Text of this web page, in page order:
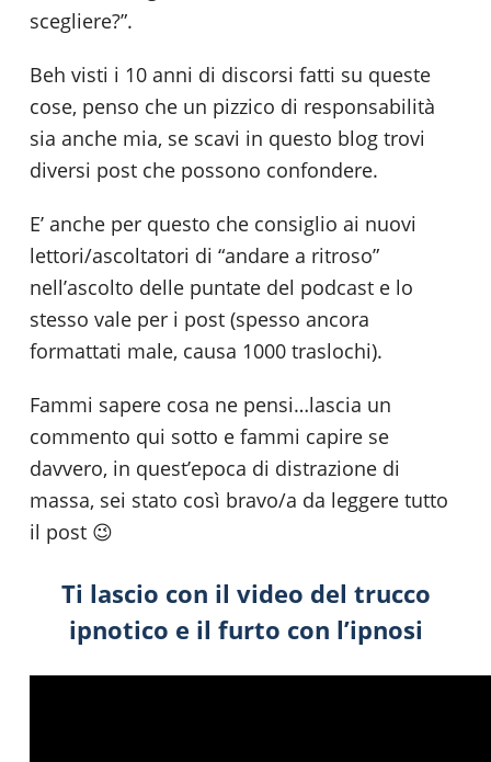
scegliere?”.
Beh visti i 10 anni di discorsi fatti su queste
cose, penso che un pizzico di responsabilità
sia anche mia, se scavi in questo blog trovi
diversi post che possono confondere.
E’ anche per questo che consiglio ai nuovi
lettori/ascoltatori di “andare a ritroso”
nell’ascolto delle puntate del podcast e lo
stesso vale per i post (spesso ancora
formattati male, causa 1000 traslochi).
Fammi sapere cosa ne pensi…lascia un
commento qui sotto e fammi capire se
davvero, in quest’epoca di distrazione di
massa, sei stato così bravo/a da leggere tutto
il post 😉
Ti lascio con il video del trucco
ipnotico e il furto con l’ipnosi